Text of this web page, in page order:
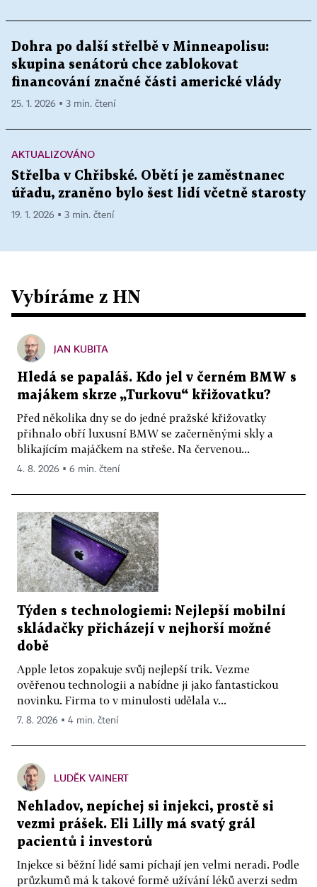
Dohra po další střelbě v Minneapolisu:
skupina senátorů chce zablokovat
financování značné části americké vlády
25. 1. 2026 ▪ 3 min. čtení
AKTUALIZOVÁNO
Střelba v Chřibské. Obětí je zaměstnanec
úřadu, zraněno bylo šest lidí včetně starosty
19. 1. 2026 ▪ 3 min. čtení
Vybíráme z HN
JAN KUBITA
Hledá se papaláš. Kdo jel v černém BMW s
majákem skrze „Turkovu“ křižovatku?
Před několika dny se do jedné pražské křižovatky
přihnalo obří luxusní BMW se začerněnými skly a
blikajícím majáčkem na střeše. Na červenou...
4. 8. 2026 ▪ 6 min. čtení
Týden s technologiemi: Nejlepší mobilní
skládačky přicházejí v nejhorší možné
době
Apple letos zopakuje svůj nejlepší trik. Vezme
ověřenou technologii a nabídne ji jako fantastickou
novinku. Firma to v minulosti udělala v...
7. 8. 2026 ▪ 4 min. čtení
LUDĚK VAINERT
Nehladov, nepíchej si injekci, prostě si
vezmi prášek. Eli Lilly má svatý grál
pacientů i investorů
Injekce si běžní lidé sami píchají jen velmi neradi. Podle
průzkumů má k takové formě užívání léků averzi sedm